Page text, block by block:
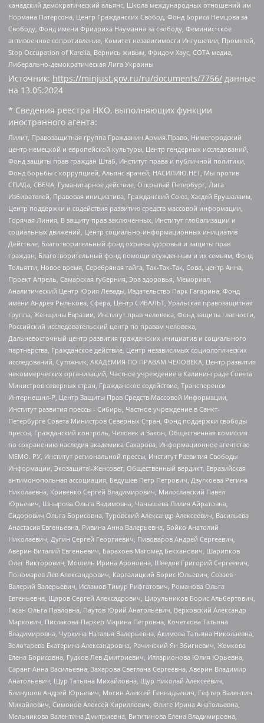
канадский демократический альянс, Школа международных отношений им
Нормана Патерсона, Центр Гражданских Свобод, Фонд Бориса Немцова за
Свободу, Фонд имени Фридриха Науманна за свободу, Феминистское
антивоенное сопротивление, Комитет независимости Ингушетии, Прометей,
Stop Occupation of Karelia, Вернись живым, Фридом Хаус, СОТА медиа,
Либерально-демократическая Лига Украины
Источник: https://minjust.gov.ru/ru/documents/7756/ данные
на 13.05.2024
* Сведения реестра НКО, выполняющих функции
иностранного агента:
Лилит, Правозащитная группа Гражданин.Армия.Право, Нижегородский
центр немецкой и европейской культуры, Центр гендерных исследований,
Фонд защиты прав граждан Штаб, Институт права и публичной политики,
Фонд борьбы с коррупцией, Альянс врачей, НАСИЛИЮ.НЕТ, Мы против
СПИДа, СВЕЧА, Гуманитарное действие, Открытый Петербург, Лига
Избирателей, Правовая инициатива, Гражданский Союз, Хасдей Ерушалаим,
Центр поддержки и содействия развитию средств массовой информации,
Горячая Линия, В защиту прав заключенных, Институт глобализации и
социальных движений, Центр социально-информационных инициатив
Действие, Благотворительный фонд охраны здоровья и защиты прав
граждан, Благотворительный фонд помощи осужденным и их семьям, Фонд
Тольятти, Новое время, Серебряная тайга, Так-Так-Так, Сова, центр Анна,
Проект Апрель, Самарская губерния, Эра здоровья, Мемориал,
Аналитический Центр Юрия Левады, Издательство Парк Гагарина, Фонд
имени Андрея Рылькова, Сфера, Центр СИБАЛЬТ, Уральская правозащитная
группа, Женщины Евразии, Институт прав человека, Фонд защиты гласности,
Российский исследовательский центр по правам человека,
Дальневосточный центр развития гражданских инициатив и социального
партнерства, Гражданское действие, Центр независимых социологических
исследований, Сутяжник, АКАДЕМИЯ ПО ПРАВАМ ЧЕЛОВЕКА, Центр развития
некоммерческих организаций, Частное учреждение в Калининграде Совета
Министров северных стран, Гражданское содействие, Трансперенси
Интернешнл-Р, Центр Защиты Прав Средств Массовой Информации,
Институт развития прессы - Сибирь, Частное учреждение в Санкт-
Петербурге Совета Министров Северных Стран, Фонд поддержки свободы
прессы, Гражданский контроль, Человек и Закон, Общественная комиссия
по сохранению наследия академика Сахарова, Информационное агентство
МЕМО. РУ, Институт региональной прессы, Институт Развития Свободы
Информации, Экозащита!-Женсовет, Общественный вердикт, Евразийская
антимонопольная ассоциация, Бедушев Петр Петрович, Дзугкоева Регина
Николаевна, Кривенко Сергей Владимирович, Милославский Павел
Юрьевич, Шнырова Ольга Вадимовна, Чанышева Лилия Айратовна,
Сидорович Ольга Борисовна, Туровский Александр Алексеевич, Васильева
Анастасия Евгеньевна, Ривина Анна Валерьевна, Бойко Анатолий
Николаевич, Дугин Сергей Георгиевич, Пивоваров Андрей Сергеевич,
Аверин Виталий Евгеньевич, Барахоев Магомед Бекханович, Шарипков
Олег Викторович, Мошель Ирина Ароновна, Шведов Григорий Сергеевич,
Пономарев Лев Александрович, Каргалицкий Борис Юльевич, Созаев
Валерий Валерьевич, Исламов Тимур Рифгатович, Романова Ольга
Евгеньевна, Щаров Сергей Алексадрович, Цирульников Борис Альбертович,
Гасан Ольга Павловна, Паутов Юрий Анатольевич, Верховский Александр
Маркович, Пислакова-Паркер Марина Петровна, Кочеткова Татьяна
Владимировна, Чуркина Наталья Валерьевна, Акимова Татьяна Николаевна,
Золотарева Екатерина Александровна, Рачинский Ян Збигневич, Жемкова
Елена Борисовна, Гудков Лев Дмитриевич, Илларионова Юлия Юрьевна,
Саранг Анна Васильевна, Захарова Светлана Сергеевна, Аверин Владимир
Анатольевич, Щур Татьяна Михайловна, Щур Николай Алексеевич,
Блинушов Андрей Юрьевич, Мосин Алексей Геннадьевич, Гефтер Валентин
Михайлович, Симонов Алексей Кириллович, Флиге Ирина Анатольевна,
Мельникова Валентина Дмитриевна, Вититинова Елена Владимировна,